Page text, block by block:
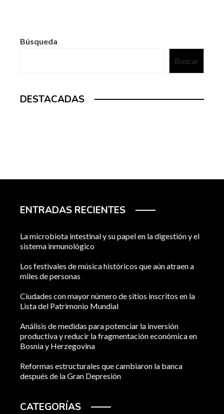
Búsqueda
Buscar
DESTACADAS
ENTRADAS RECIENTES
La microbiota intestinal y su papel en la digestión y el
sistema inmunológico
Los festivales de música históricos que aún atraen a
miles de personas
Ciudades con mayor número de sitios inscritos en la
Lista del Patrimonio Mundial
Análisis de medidas para potenciar la inversión
productiva y reducir la fragmentación económica en
Bosnia y Herzegovina
Reformas estructurales que cambiaron la banca
después de la Gran Depresión
CATEGORÍAS